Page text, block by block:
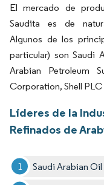
El mercado de
Saudita es de
Algunos de los
particular) son Saudi
Arabian Petroleum
Corporation, Shell PLC
Líderes de la
Refinados de
Saudi Arabian